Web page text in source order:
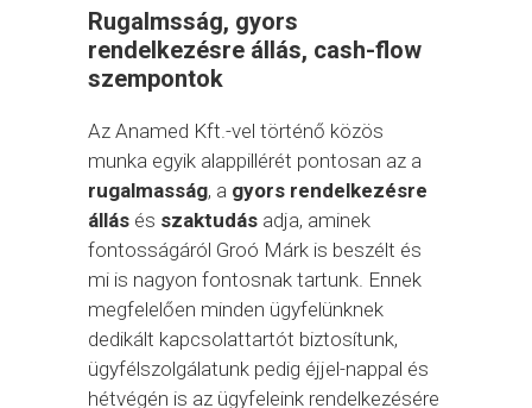
Rugalmsság, gyors
rendelkezésre állás, cash-flow
szempontok
Az Anamed Kft.-vel történő közös
munka egyik alappillérét pontosan az a
rugalmasság, a gyors rendelkezésre
állás és szaktudás adja, aminek
fontosságáról Groó Márk is beszélt és
mi is nagyon fontosnak tartunk. Ennek
megfelelően minden ügyfelünknek
dedikált kapcsolattartót biztosítunk,
ügyfélszolgálatunk pedig éjjel-nappal és
hétvégén is az ügyfeleink rendelkezésére